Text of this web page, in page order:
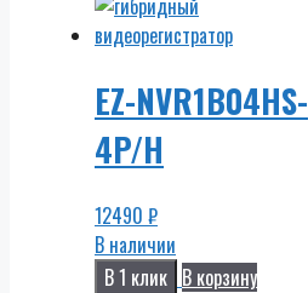
EZ-NVR1B04HS-
4P/H
12490 ₽
В наличии
В 1 клик В корзину